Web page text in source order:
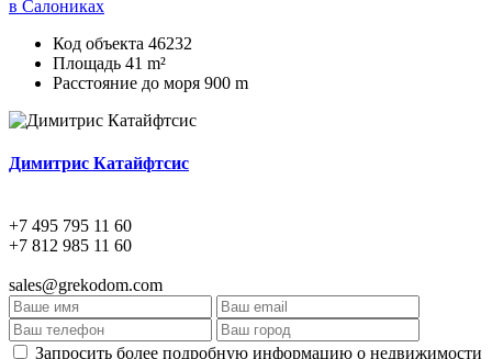
в Салониках
Код объекта 46232
Площадь 41 m²
Расстояние до моря 900 m
Димитрис Катайфтсис
+7 495 795 11 60
+7 812 985 11 60
sales@grekodom.com
Запросить более подробную информацию о недвижимости